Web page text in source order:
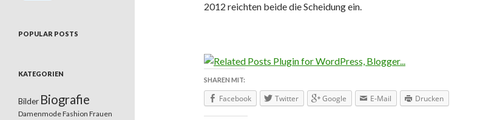
2012 reichten beide die Scheidung ein.
SHAREN MIT:
Facebook Twitter Google E-Mail Drucken
POPULAR POSTS
KATEGORIEN
Bilder Biografie
DamenmodeFashion Frauen